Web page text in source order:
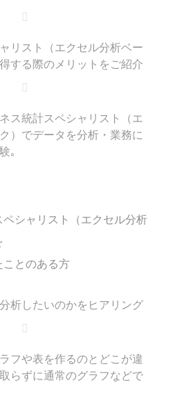
リスト（エクセル分析ベー
する際のメリットをご紹介
ス統計スペシャリスト（エ
）でデータを分析・業務に
｡
ペシャリスト（エクセル分析
ことのある方
析したいのかをヒアリング
フや表を作るのとどこが違
らずに通常のグラフなどで